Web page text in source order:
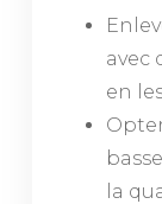
avec
en
la